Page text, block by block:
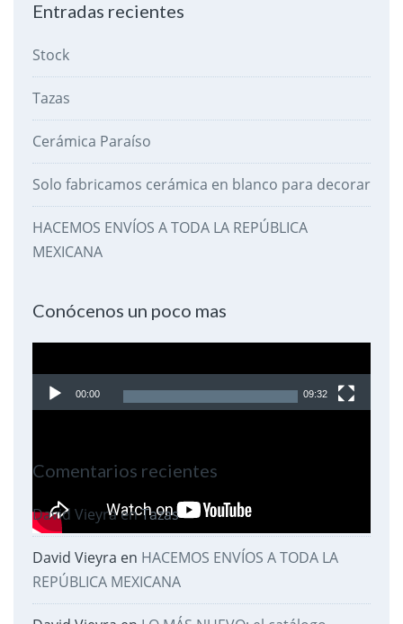
Entradas recientes
Stock
Tazas
Cerámica Paraíso
Solo fabricamos cerámica en blanco para decorar
HACEMOS ENVÍOS A TODA LA REPÚBLICA
MEXICANA
Conócenos un poco mas
de
video
00:00 09:32
Comentarios recientes
David VieyraenTazas
David Vieyra en HACEMOS ENVÍOS A TODA LA
REPÚBLICA MEXICANA